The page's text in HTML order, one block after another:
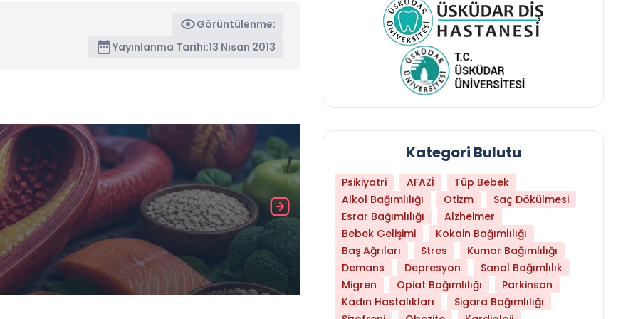
Görüntülenme:
Yayınlanma Tarihi:13 Nisan 2013
Daha Az Protein Tüketmek Yaşlanmayı
Kategori Bulutu
Psikiyatri AFAZİ
Tüp Bebek
Alkol Bağımlılığı
Otizm
Saç Dökülmesi
Esrar Bağımlılığı
Alzheimer
Bebek Gelişimi
Kokain Bağımlılığı
Baş Ağrıları
Stres
Kumar Bağımlılığı
Demans
Depresyon
Sanal Bağımlılık
Migren
Opiat Bağımlılığı
Parkinson
Kadın Hastalıkları
Sigara Bağımlılığı